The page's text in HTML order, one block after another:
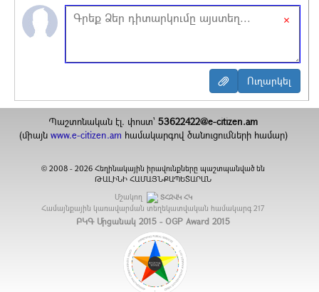
×
Պաշտոնական էլ. փոստ`53622422@e-citizen.am
(միայն www.e-citizen.am համակարգով ծանուցումների համար)
© 2008 -2026 Հեղինակային իրավունքները պաշտպանված են
ԹԱԼԻՆԻ ՀԱՄԱՅՆՔԱՊԵՏԱՐԱՆ
Մշակող
ՏՀԶՎԿ ՀԿ
Համայնքային կառավարման տեղեկատվական համակարգ 217
ԲԿԳ Մրցանակ 2015 - OGP Award 2015